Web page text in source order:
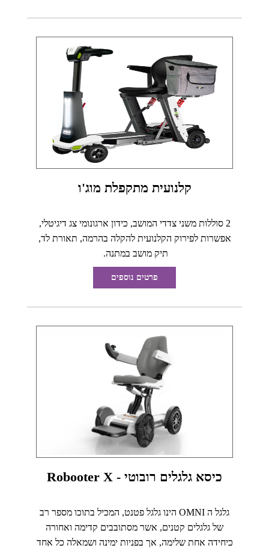
קלנועית מתקפלת מוג'ו
2 סוללות משני צדדי המושב, כידון ארגונומי צג דיגיטלי,
אפשרות לפירוק הקלנועית להקלה בהרמה, תאורת לד,
תיק מושב במתנה.
פרטים נוספים
כיסא גלגלים רובוטי - Robooter X
גלגל ה OMNI הינו גלגל פטנט, המכיל בתוכו מספר רב
של גלגלים קטנים, אשר מסתובבים קדימה ואחורה
כיחידה אחת שלימה, אך בפניות ימינה ושמאלה כל אחד